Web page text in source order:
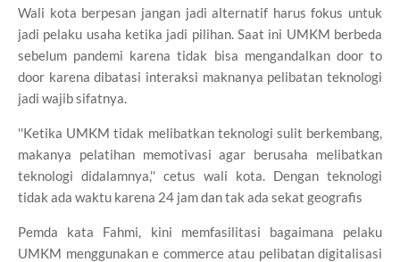
Wali kota berpesan jangan jadi alternatif harus fokus untuk
jadi pelaku usaha ketika jadi pilihan. Saat ini UMKM berbeda
sebelum pandemi karena tidak bisa mengandalkan door to
door karena dibatasi interaksi maknanya pelibatan teknologi
jadi wajib sifatnya.
''Ketika UMKM tidak melibatkan teknologi sulit berkembang,
makanya pelatihan memotivasi agar berusaha melibatkan
teknologi didalamnya,'' cetus wali kota. Dengan teknologi
tidak ada waktu karena 24 jam dan tak ada sekat geografis
Pemda kata Fahmi, kini memfasilitasi bagaimana pelaku
UMKM menggunakan e commerce atau pelibatan digitalisasi